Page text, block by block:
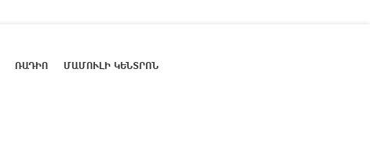
ՌԱԴԻՈ ՄԱՄՈՒԼԻ ԿԵՆՏՐՈՆ